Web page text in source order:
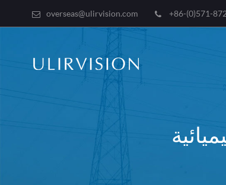
overseas@ulirvision.com +86-(0)571-